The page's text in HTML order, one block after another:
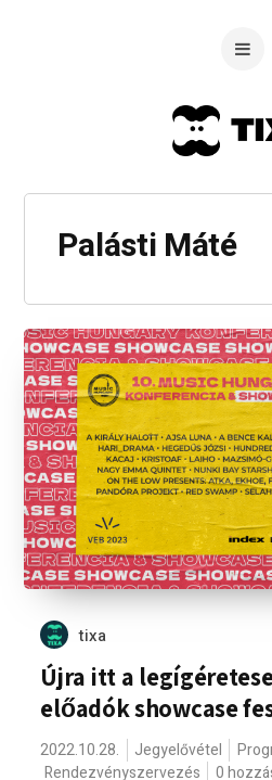
Palásti Máté
tixa
Újra itt a
előadók showcase
2022.10.28. Jegyelővétel
Rendezvényszervezés
0